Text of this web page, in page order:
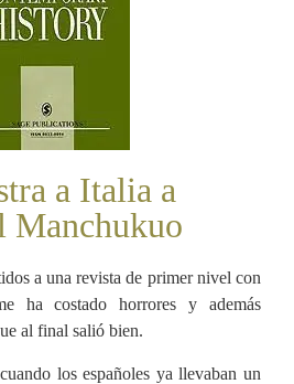
a Italia a
Manchukuo
a una revista de primer nivel con
ha costado horrores y además
al final salió bien.
los españoles ya llevaban un